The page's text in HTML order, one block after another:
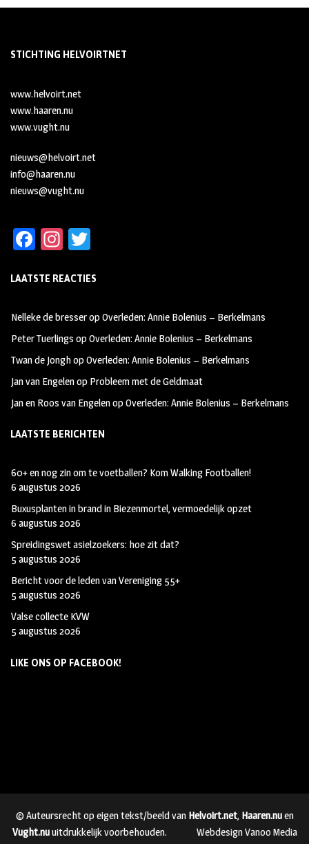
STICHTING HELVOIRTNET
www.helvoirt.net
www.haaren.nu
www.vught.nu
nieuws@helvoirt.net
info@haaren.nu
nieuws@vught.nu
Fa
b
oo
k
In
ag
m
tt
LAATSTE REACTIES
Nelleke de bresseropOverleden: Annie Bolenius – Berkelmans
Peter Tuerlings opOverleden: Annie Bolenius – Berkelmans
Twan de JonghopOverleden: Annie Bolenius – Berkelmans
Jan van Engelenop Probleem met de Geldmaat
Jan en Roos van EngelenopOverleden: Annie Bolenius – Berkelmans
LAATSTE BERICHTEN
60+ en nog zin om te voetballen? Kom Walking Footballen!
6 augustus 2026
Buxusplanten in brand in Biezenmortel, vermoedelijk opzet
6 augustus 2026
Spreidingswet asielzoekers: hoe zit dat?
5 augustus 2026
Bericht voor de leden van Vereniging 55+
5 augustus 2026
Valse collecte KVW
5 augustus 2026
LIKE ONS OP FACEBOOK!
© Auteursrecht op eigen tekst/beeld van Helvoirt.net, Haaren.nuen
Vught.nuuitdrukkelijk voorbehouden.
Webdesign Vanoo Media